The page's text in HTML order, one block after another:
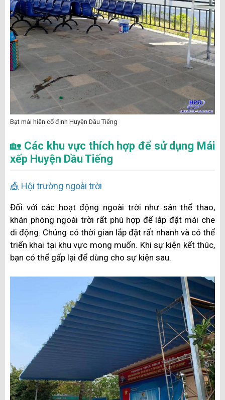
Bạt mái hiên cố định Huyện Dầu Tiếng
🏡 Các khu vực thích hợp để sử dụng Mái
xếp Huyện Dầu Tiếng
🎪 Hội trường ngoài trời
Đối với các hoạt động ngoài trời như sân thể thao,
khán phòng ngoài trời rất phù hợp để lắp đặt mái che
di động. Chúng có thời gian lắp đặt rất nhanh và có thể
triển khai tại khu vực mong muốn. Khi sự kiện kết thúc,
bạn có thể gấp lại để dùng cho sự kiện sau.